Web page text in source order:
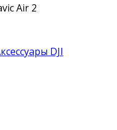
Air 2
DJI